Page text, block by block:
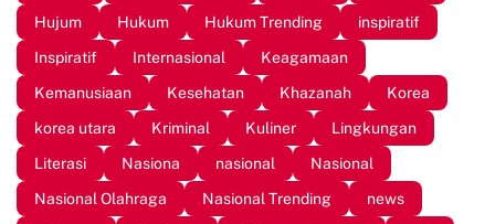
Hujum
Hukum Hukum Trending
inspiratif
Inspiratif
Internasional
Keagamaan
Kemanusiaan
Kesehatan Khazanah
Korea
korea utara
Kriminal Kuliner
Lingkungan
Literasi
Nasiona nasional
Nasional
Nasional Olahraga
Nasional Trending
news